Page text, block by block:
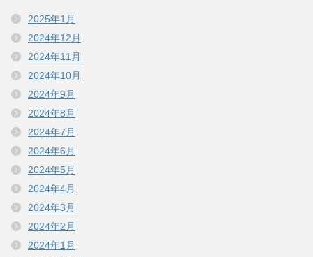
2025年1月
2024年12月
2024年11月
2024年10月
2024年9月
2024年8月
2024年7月
2024年6月
2024年5月
2024年4月
2024年3月
2024年2月
2024年1月